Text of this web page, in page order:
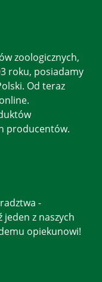
zoologicznych,
roku, posiadamy
Od teraz
producentów.
-
z naszych
opiekunowi!